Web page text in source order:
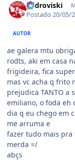
pedroviski
Postado20/05/
AUTOR
ae galera mtu
rodts, aki em casa
frigideira, fica
mas vc acha q frito
prejudica TANTO a
emiliano, o foda eh
dia q eu chego em
me arruma e
fazer tudo mais pra
merda =/
abçs